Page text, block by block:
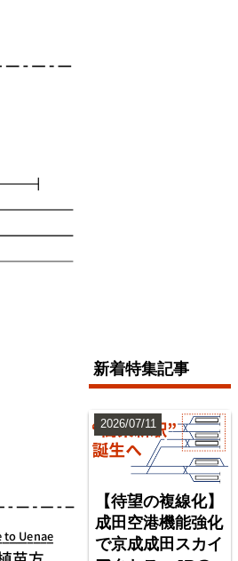
新着特集記事
【待望の複線化】
成田空港機能強化
で京成成田スカイ
2026/07/11